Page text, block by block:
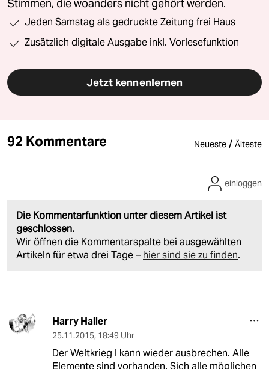
Stimmen, die woanders nicht gehört werden.
Jeden Samstag als gedruckte Zeitung frei Haus
Zusätzlich digitale Ausgabe inkl. Vorlesefunktion
Jetzt kennenlernen
92 Kommentare Neueste / Älteste
Die Kommentarfunktion unter diesem Artikel ist
geschlossen.
Wir öffnen die Kommentarspalte bei ausgewählten
Artikeln für etwa drei Tage – hier sind sie zu finden.
einloggen
Harry Haller
25.11.2015, 18:49 Uhr
Der Weltkrieg I kann wieder ausbrechen. Alle
Elemente sind vorhanden. Sich alle möglichen